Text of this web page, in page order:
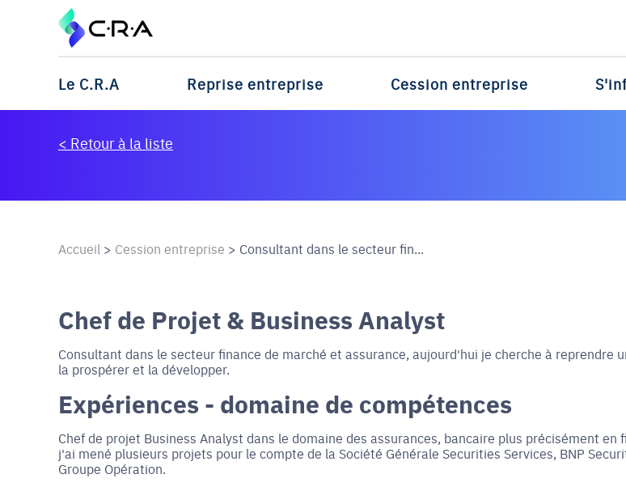
Le C.R.A Reprise entreprise Cession entreprise
< Retour à la liste
Accueil > Cession entreprise > Consultant dans le secteur fin...
Chef de Projet & Business Analyst
Consultant dans le secteur finance de marché et assurance, aujourd'hui je cherche à reprendre
la prospérer et la développer.
Expériences - domaine de compétences
Chef de projet Business Analyst dans le domaine des assurances, bancaire plus précisément en
j'ai mené plusieurs projets pour le compte de la Société Générale Securities Services, BNP
Groupe Opération.